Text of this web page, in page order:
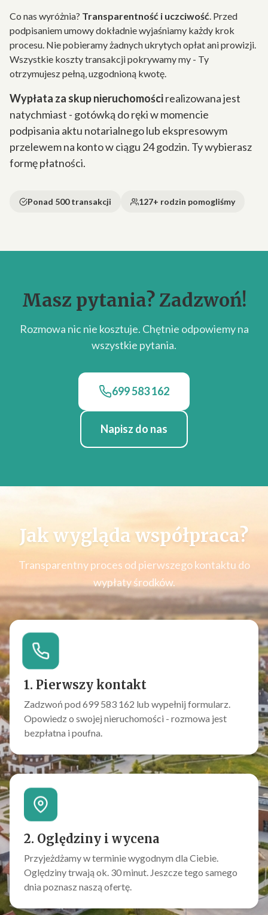
Co nas wyróżnia? Transparentność i uczciwość. Przed
podpisaniem umowy dokładnie wyjaśniamy każdy krok
procesu. Nie pobieramy żadnych ukrytych opłat ani prowizji.
Wszystkie koszty transakcji pokrywamy my - Ty
otrzymujesz pełną, uzgodnioną kwotę.
Wypłata za skup nieruchomościrealizowana jest
natychmiast - gotówką do ręki w momencie
podpisania aktu notarialnego lub ekspresowym
przelewem na konto w ciągu 24 godzin. Ty wybierasz
formę płatności.
Ponad 500 transakcji 127+ rodzin pomogliśmy
Masz pytania? Zadzwoń!
Rozmowa nic nie kosztuje. Chętnie odpowiemy na
wszystkie pytania.
699 583 162
Napisz do nas
Jak wygląda współpraca?
Transparentny proces od pierwszego kontaktu do
wypłaty środków.
1. Pierwszy kontakt
Zadzwoń pod 699 583 162 lub wypełnij formularz.
Opowiedz o swojej nieruchomości - rozmowa jest
bezpłatna i poufna.
2. Oględziny i wycena
Przyjeżdżamy w terminie wygodnym dla Ciebie.
Oględziny trwają ok. 30 minut. Jeszcze tego samego
dnia poznasz naszą ofertę.